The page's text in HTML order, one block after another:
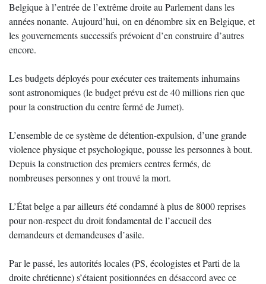
Belgique à l’entrée de l’extrême droite au Parlement dans les
années nonante. Aujourd’hui, on en dénombre six en Belgique, et
les gouvernements successifs prévoient d’en construire d’autres
encore.
Les budgets déployés pour exécuter ces traitements inhumains
sont astronomiques (le budget prévu est de 40 millions rien que
pour la construction du centre fermé de Jumet).
L’ensemble de ce système de détention-expulsion, d’une grande
violence physique et psychologique, pousse les personnes à bout.
Depuis la construction des premiers centres fermés, de
nombreuses personnes y ont trouvé la mort.
L’État belge a par ailleurs été condamné à plus de 8000 reprises
pour non-respect du droit fondamental de l’accueil des
demandeurs et demandeuses d’asile.
Par le passé, les autorités locales (PS, écologistes et Parti de la
droite chrétienne) s’étaient positionnées en désaccord avec ce